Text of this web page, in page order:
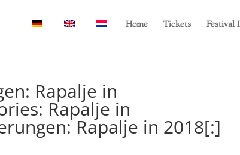
Home Tickets Festival
Rapalje in
Rapalje in
Rapalje in 2018[:]